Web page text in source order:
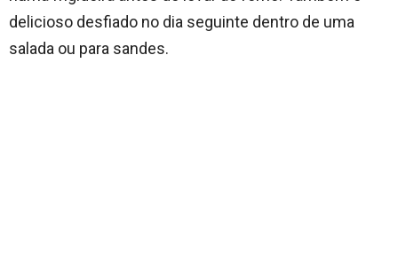
delicioso desfiado no dia seguinte dentro de uma
salada ou para sandes.